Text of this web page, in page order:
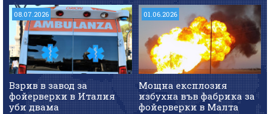
08.07.2026
Взрив в завод за
фойерверки в Италия
уби двама
01.06.2026
Мощна експлозия
избухна във фабрика за
фойерверки в Малта